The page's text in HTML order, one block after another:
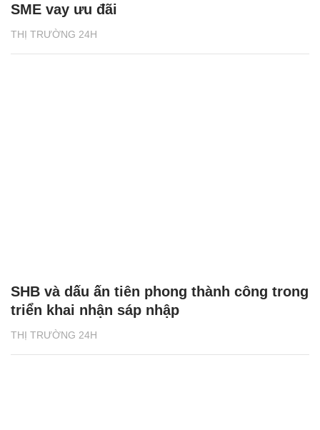
THỊ TRƯỜNG 24H
SME vay ưu đãi
THỊ TRƯỜNG 24H
SHB và dấu ấn tiên phong thành công trong
triển khai nhận sáp nhập